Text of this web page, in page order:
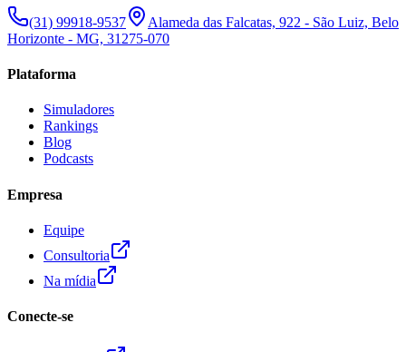
(31) 99918-9537
Alameda das Falcatas, 922 - São Luiz, Belo
Horizonte - MG, 31275-070
Plataforma
Simuladores
Rankings
Blog
Podcasts
Empresa
Equipe
Consultoria
Na mídia
Conecte-se